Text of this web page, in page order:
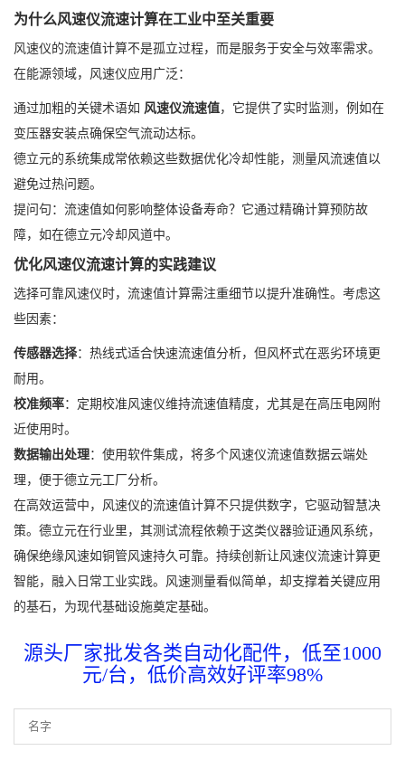
为什么风速仪流速计算在工业中至关重要
风速仪的流速值计算不是孤立过程，而是服务于安全与效率需求。
在能源领域，风速仪应用广泛：
通过加粗的关键术语如 风速仪流速值，它提供了实时监测，例如在
变压器安装点确保空气流动达标。
德立元的系统集成常依赖这些数据优化冷却性能，测量风流速值以
避免过热问题。
提问句：流速值如何影响整体设备寿命？它通过精确计算预防故
障，如在德立元冷却风道中。
优化风速仪流速计算的实践建议
选择可靠风速仪时，流速值计算需注重细节以提升准确性。考虑这
些因素：
传感器选择：热线式适合快速流速值分析，但风杯式在恶劣环境更
耐用。
校准频率：定期校准风速仪维持流速值精度，尤其是在高压电网附
近使用时。
数据输出处理：使用软件集成，将多个风速仪流速值数据云端处
理，便于德立元工厂分析。
在高效运营中，风速仪的流速值计算不只提供数字，它驱动智慧决
策。德立元在行业里，其测试流程依赖于这类仪器验证通风系统，
确保绝缘风速如铜管风速持久可靠。持续创新让风速仪流速计算更
智能，融入日常工业实践。风速测量看似简单，却支撑着关键应用
的基石，为现代基础设施奠定基础。
源头厂家批发各类自动化配件，低至1000
元/台，低价高效好评率98%